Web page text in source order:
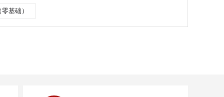
基础）